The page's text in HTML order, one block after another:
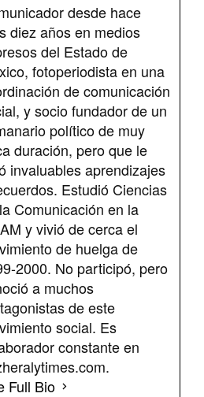
desde hace
diez años en medios
del Estado de
fotoperiodista en una
de comunicación
y socio fundador de un
político de muy
duración, pero que le
invaluables aprendizajes
Estudió Ciencias
Comunicación en la
y vivió de cerca el
de huelga de
2000. No participó, pero
a muchos
de este
social. Es
constante en
Full Bio